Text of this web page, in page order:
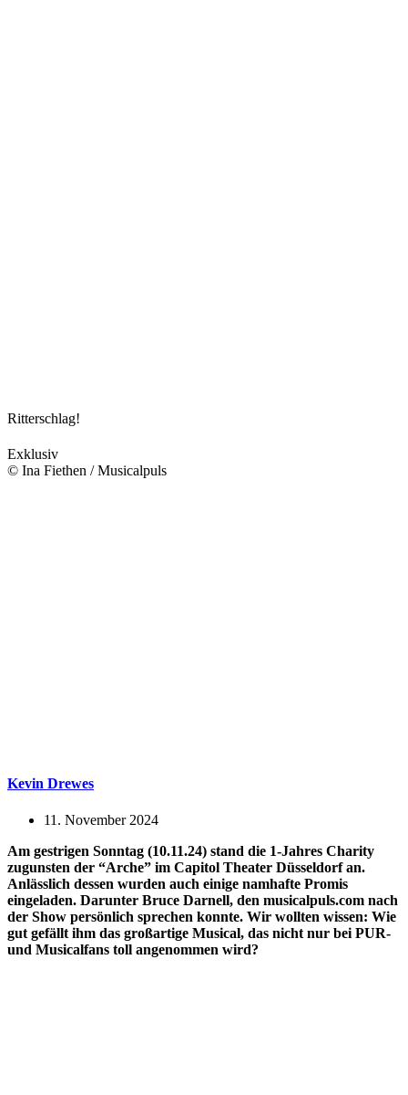
Ritterschlag!
Exklusiv
© Ina Fiethen / Musicalpuls
Kevin Drewes
11. November 2024
Am gestrigen Sonntag (10.11.24) stand die 1-Jahres Charity
zugunsten der “Arche” im Capitol Theater Düsseldorf an.
Anlässlich dessen wurden auch einige namhafte Promis
eingeladen. Darunter Bruce Darnell, den musicalpuls.com nach
der Show persönlich sprechen konnte. Wir wollten wissen: Wie
gut gefällt ihm das großartige Musical, das nicht nur bei PUR-
und Musicalfans toll angenommen wird?